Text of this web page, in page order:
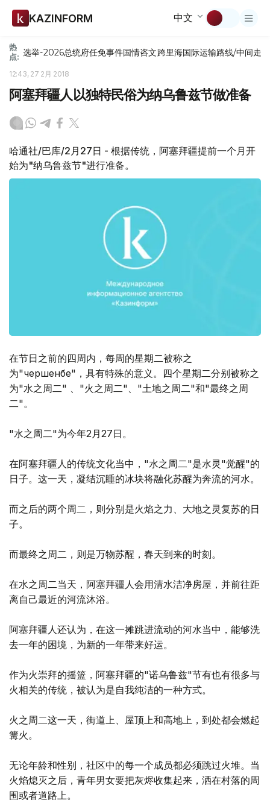
KAZINFORM 中文
热
点: 选举-2026总统府任免事件国情咨文跨里海国际运输路线/中间走廊
12:43, 27 2月 2018
阿塞拜疆人以独特民俗为纳乌鲁兹节做准备
哈通社/巴库/2月27日 - 根据传统，阿塞拜疆提前一个月开
始为"纳乌鲁兹节"进行准备。
在节日之前的四周内，每周的星期二被称之
为"чершенбе"，具有特殊的意义。四个星期二分别被称之
为"水之周二" 、"火之周二"、"土地之周二"和"最终之周
二"。
"水之周二"为今年2月27日。
在阿塞拜疆人的传统文化当中，"水之周二"是水灵"觉醒"的
日子。这一天，凝结沉睡的冰块将融化苏醒为奔流的河水。
而之后的两个周二，则分别是火焰之力、大地之灵复苏的日
子。
而最终之周二，则是万物苏醒，春天到来的时刻。
在水之周二当天，阿塞拜疆人会用清水洁净房屋，并前往距
离自己最近的河流沐浴。
阿塞拜疆人还认为，在这一摊跳进流动的河水当中，能够洗
去一年的困境，为新的一年带来好运。
作为火崇拜的摇篮，阿塞拜疆的"诺乌鲁兹"节有也有很多与
火相关的传统，被认为是自我纯洁的一种方式。
火之周二这一天，街道上、屋顶上和高地上，到处都会燃起
篝火。
无论年龄和性别，社区中的每一个成员都必须跳过火堆。当
火焰熄灭之后，青年男女要把灰烬收集起来，洒在村落的周
围或者道路上。